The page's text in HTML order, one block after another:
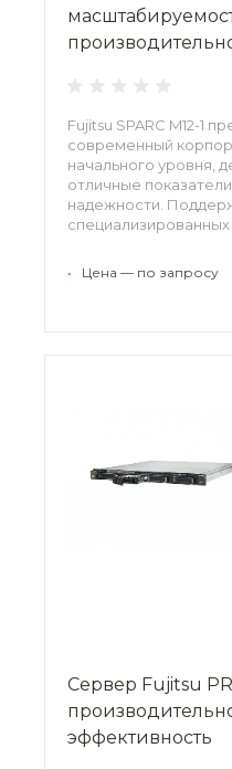
Fujitsu SPARC M12-1
современный
начального уровня,
отличные
надежности.
развивающихся
• Цена — по запросу
Сервер Fujitsu
эффективность